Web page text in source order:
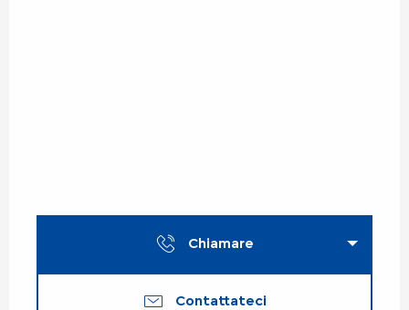
Chiamare
Contattateci